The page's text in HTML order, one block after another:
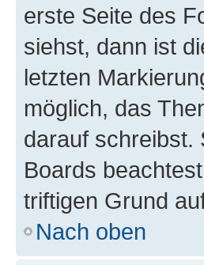
erste Seite des
siehst, dann ist
letzten
möglich, das
darauf schreibst.
Boards
triftigen Grund
Nach oben